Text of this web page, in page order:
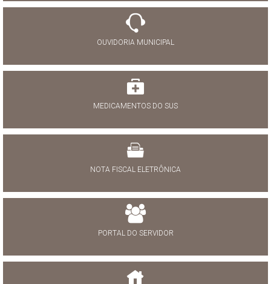
OUVIDORIA MUNICIPAL
MEDICAMENTOS DO SUS
NOTA FISCAL ELETRÔNICA
PORTAL DO SERVIDOR